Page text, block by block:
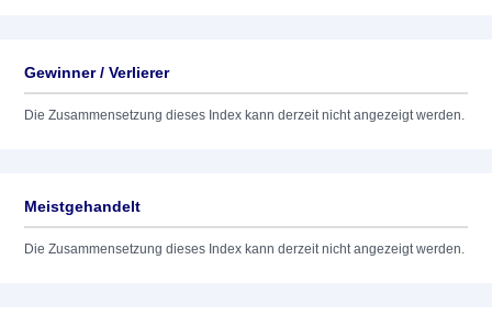
Gewinner / Verlierer
Die Zusammensetzung dieses Index kann derzeit nicht angezeigt werden.
Meistgehandelt
Die Zusammensetzung dieses Index kann derzeit nicht angezeigt werden.